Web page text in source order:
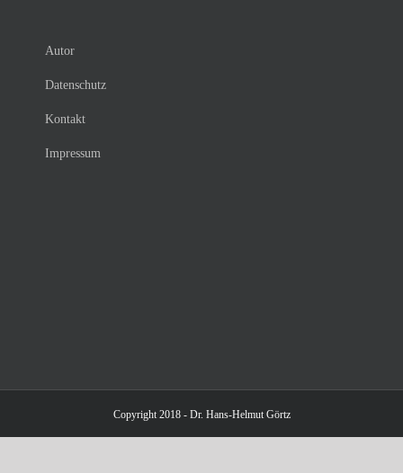
Autor
Datenschutz
Kontakt
Impressum
Copyright 2018 - Dr. Hans-Helmut Görtz